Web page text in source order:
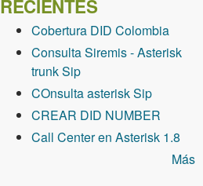
RECIENTES
Cobertura DID Colombia
Consulta Siremis - Asterisk
trunk Sip
COnsulta asterisk Sip
CREAR DID NUMBER
Call Center en Asterisk 1.8
Más